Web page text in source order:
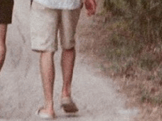
Qui sommes-nous ?▴▾
Présentation
Un peu d'histoire
Equipe
Nos actions en